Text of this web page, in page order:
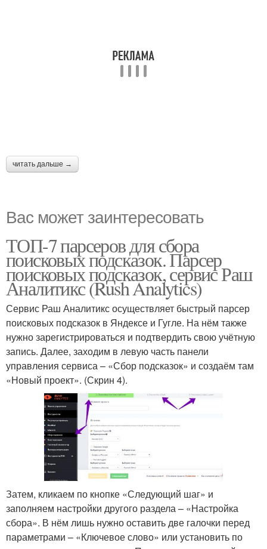
читать дальше →
Вас может заинтересовать
ТОП-7 парсеров для сбора
поисковых подсказок. Парсер
поисковых подсказок, сервис Раш
Аналитикс (Rush Analytics)
Сервис Раш Аналитикс осуществляет быстрый парсер
поисковых подсказок в Яндексе и Гугле. На нём также
нужно зарегистрироваться и подтвердить свою учётную
запись. Далее, заходим в левую часть панели
управления сервиса – «Сбор подсказок» и создаём там
«Новый проект». (Скрин 4).
Затем, кликаем по кнопке «Следующий шаг» и
заполняем настройки другого раздела – «Настройка
сбора». В нём лишь нужно оставить две галочки перед
параметрами – «Ключевое слово» или установить по